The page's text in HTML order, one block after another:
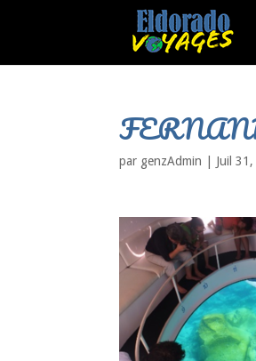
par genzAdmin Juil